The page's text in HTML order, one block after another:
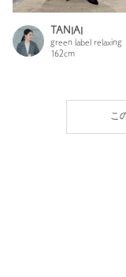
TANIAI
green label relaxing
162cm
こ